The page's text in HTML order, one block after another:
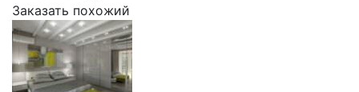
Заказать похожий